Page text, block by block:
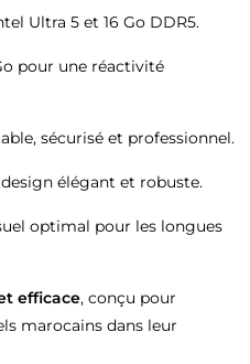
Ultra 5 et 16 Go DDR5.
pour une réactivité
sécurisé et professionnel.
élégant et robuste.
optimal pour les longues
efficace, conçu pour
marocains dans leur